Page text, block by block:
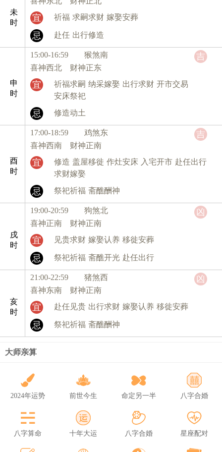
未
时
宜 祈福 求嗣求财 嫁娶安葬
忌 赴任 出行修造
申
时
15:00-16:59 猴煞南
喜神西北 财神正东
宜 祈福求嗣 纳采嫁娶 出行求财 开市交易
安床祭祀
忌 修造动土
吉
酉
时
17:00-18:59 鸡煞东
喜神西南 财神正南
宜 修造 盖屋移徙 作灶安床 入宅开市 赴任出行
求财嫁娶
忌 祭祀祈福 斋醮酬神
吉
戌
时
19:00-20:59 狗煞北
喜神正南 财神正南
宜 见贵求财 嫁娶认养 移徙安葬
忌 祭祀祈福 斋醮开光 赴任出行
凶
亥
时
21:00-22:59 猪煞西
喜神东南 财神正南
宜 赴任见贵 出行求财 嫁娶认养 移徙安葬
忌 祭祀祈福 斋醮酬神
凶
大师亲算
2024年运势 前世今生 命定另一半 八字合婚
八字算命 十年大运 八字合婚 星座配对